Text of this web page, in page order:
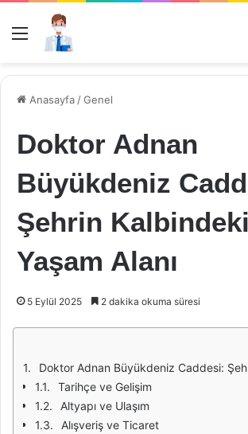
Menü
Anasayfa /Genel
Doktor Adnan
Büyükdeniz
Şehrin Kalbindeki
Yaşam Alanı
5 Eylül 2025 2 dakika okuma süresi
Doktor Adnan Büyükdeniz Caddesi: Şehrin
Tarihçe ve Gelişim
Altyapı ve Ulaşım
Alışveriş ve Ticaret